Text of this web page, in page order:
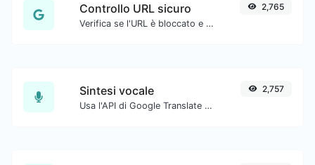
Controllo URL sicuro
Verifica se l'URL è bloccato e contrassegnato come sicuro/non sicuro da Google.
2,765
Sintesi vocale
Usa l'API di Google Translate per generare audio di sintesi vocale.
2,757